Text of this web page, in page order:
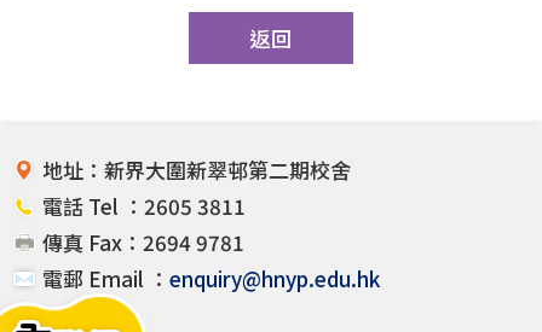
返回
地址：新界大圍新翠邨第二期校舍
電話 Tel ：2605 3811
傳真 Fax：2694 9781
電郵 Email ： enquiry@hnyp.edu.hk